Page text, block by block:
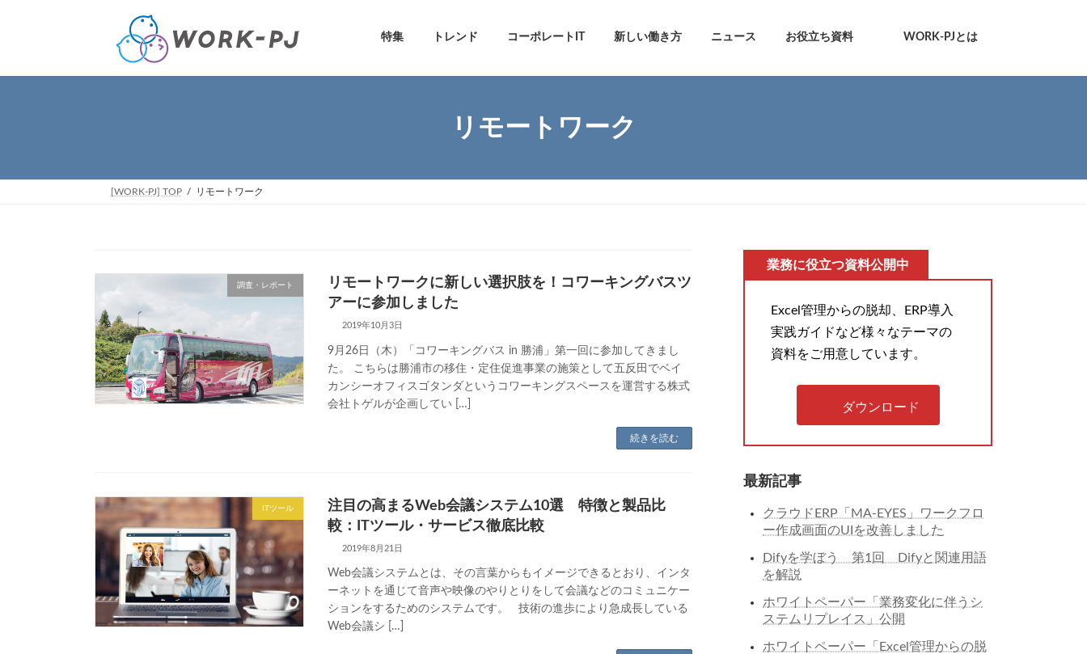
ツ
シ
特集 トレンド コーポレートIT 新しい働き方 ニュース お役立ち資料 WORK-PJとは
リモートワーク
[WORK-PJ] TOP リモートワーク
調査・レポート
リモートワークに新しい選択肢を！コワーキングバスツ
アーに参加しました
2019年10月3日
9月26日（木）「コワーキングバス in 勝浦」第一回に参加してきまし
た。 こちらは勝浦市の移住・定住促進事業の施策として五反田でベイ
カンシーオフィスゴタンダというコワーキングスペースを運営する株式
会社トゲルが企画してい […]
続きを読む
ITツール
注目の高まるWeb会議システム10選 特徴と製品比
較：ITツール・サービス徹底比較
2019年8月21日
Web会議システムとは、その言葉からもイメージできるとおり、インタ
ーネットを通じて音声や映像のやりとりをして会議などのコミュニケー
ションをするためのシステムです。 技術の進歩により急成長している
Web会議シ […]
業務に役立つ資料公開中
Excel管理からの脱却、ERP導入
実践ガイドなど様々なテーマの
資料をご用意しています。
ダウンロード
最新記事
クラウドERP「MA-EYES」ワークフロ
ー作成画面のUIを改善しました
Difyを学ぼう 第1回 Difyと関連用語
を解説
ホワイトペーパー「業務変化に伴うシ
ステムリプレイス」公開
ホワイトペーパー「Excel管理からの脱